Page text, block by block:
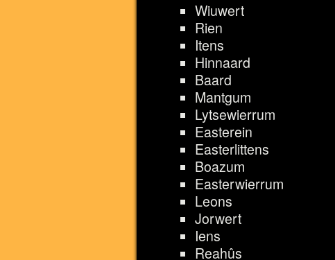
Wiuwert
Rien
Itens
Hinnaard
Baard
Mantgum
Lytsewierrum
Easterein
Easterlittens
Boazum
Easterwierrum
Leons
Jorwert
Iens
Reahûs